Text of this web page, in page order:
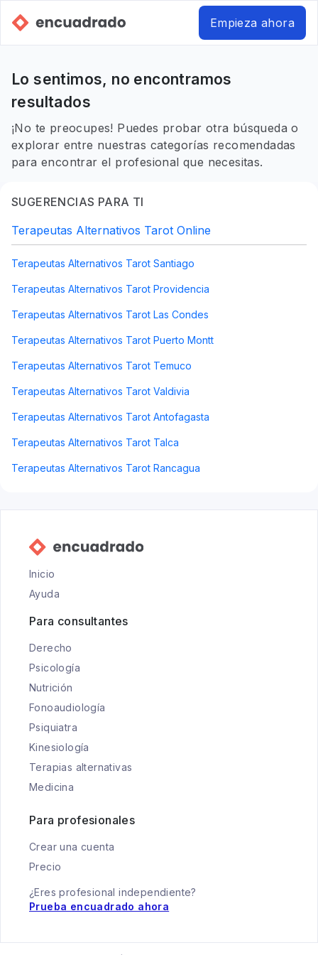
Empieza ahora
Lo sentimos, no encontramos
resultados
¡No te preocupes! Puedes probar otra búsqueda o
explorar entre nuestras categorías recomendadas
para encontrar el profesional que necesitas.
SUGERENCIAS PARA TI
Terapeutas Alternativos Tarot Online
Terapeutas Alternativos Tarot Santiago
Terapeutas Alternativos Tarot Providencia
Terapeutas Alternativos Tarot Las Condes
Terapeutas Alternativos Tarot Puerto Montt
Terapeutas Alternativos Tarot Temuco
Terapeutas Alternativos Tarot Valdivia
Terapeutas Alternativos Tarot Antofagasta
Terapeutas Alternativos Tarot Talca
Terapeutas Alternativos Tarot Rancagua
Inicio
Ayuda
Para consultantes
Derecho
Psicología
Nutrición
Fonoaudiología
Psiquiatra
Kinesiología
Terapias alternativas
Medicina
Para profesionales
Crear una cuenta
Precio
¿Eres profesional independiente?
Prueba encuadrado ahora